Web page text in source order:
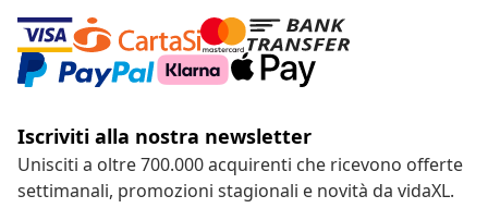
Iscriviti alla nostra newsletter
Unisciti a oltre 700.000 acquirenti che ricevono offerte
settimanali, promozioni stagionali e novità da vidaXL.